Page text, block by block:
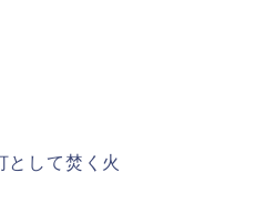
として焚く火